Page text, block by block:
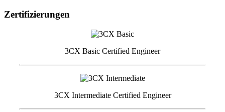
Zertifizierungen
3CX Basic Certified Engineer
3CX Intermediate Certified Engineer